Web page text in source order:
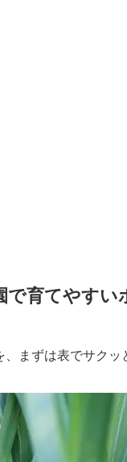
で育てやすい
まずは表でサクッ